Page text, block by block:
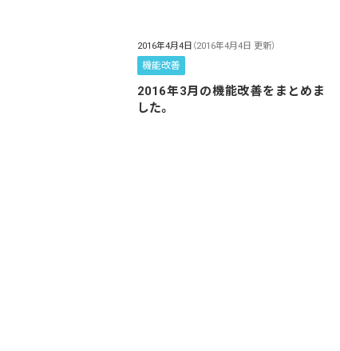
2016年4月4日 （2016年4月4日 更新）
機能改善
2016年3月の機能改善をまとめま
した。